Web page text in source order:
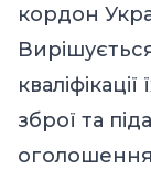
кордон
зброї та